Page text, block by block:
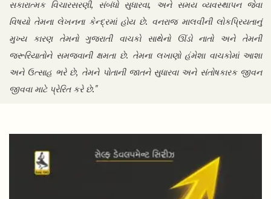
સકારાત્મક વિચારસરણી, સંબંધો સુધારવા, અને સમય વ્યવસ્થાપન જેવા
વિષયો તેમના લેખનના કેન્દ્રમાં હોય છે. વનરાજ માલવીની લોકપ્રિયતાનું
મુખ્ય કારણ તેમનો ગુજરાતી વાચકો સાથેનો ઊંડો નાતો અને તેમની
જરૂરિયાતોને સમજવાની ક્ષમતા છે. તેમના લખાણો હંમેશા વાચકોમાં આશા
અને ઉત્સાહ ભરે છે, તેમને પોતાની જાતને સુધારવા અને સંતોષકારક જીવન
જીવવા માટે પ્રેરિત કરે છે."